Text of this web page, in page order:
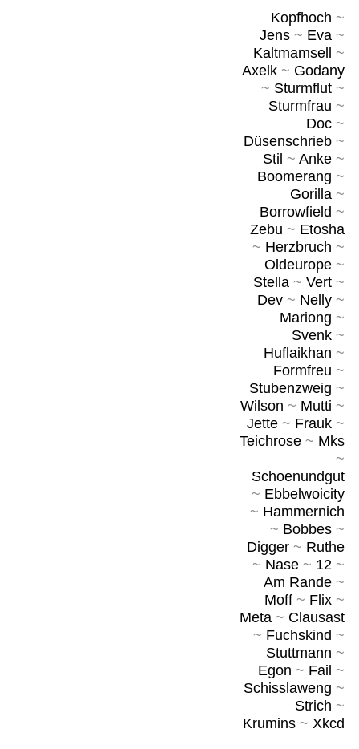
Kopfhoch ~
Jens~ Eva~
Kaltmamsell
~
Axelk~ Godany
~ Sturmflut~
Sturmfrau ~
Doc~
Düsenschrieb~
Stil ~ Anke~
Boomerang ~
Gorilla~
Borrowfield ~
Zebu ~ Etosha
~ Herzbruch ~
Oldeurope~
Stella~ Vert~
Dev~ Nelly~
Mariong ~
Svenk~
Huflaikhan ~
Formfreu ~
Stubenzweig ~
Wilson ~ Mutti ~
Jette~ Frauk~
Teichrose~ Mks
~
Schoenundgut
~ Ebbelwoicity
~ Hammernich
~ Bobbes~
Digger~ Ruthe
~ Nase~ 12~
Am Rande~
Moff~ Flix~
Meta~ Clausast
~ Fuchskind ~
Stuttmann ~
Egon ~ Fail ~
Schisslaweng ~
Strich ~
Krumins~ Xkcd